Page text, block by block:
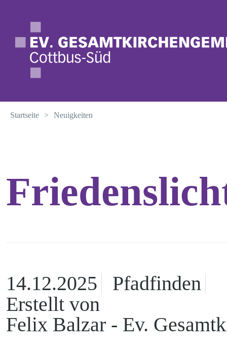
Neuigkeiten
Kontakt
Startseite > Neuigkeiten
14.12.2025
Pfadfinden
Erstellt von
Felix Balzar - Ev.